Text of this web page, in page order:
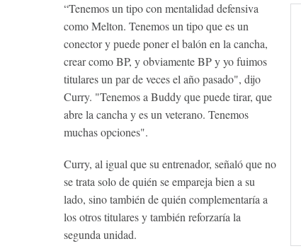
“Tenemos un tipo con mentalidad defensiva
como Melton. Tenemos un tipo que es un
conector y puede poner el balón en la cancha,
crear como BP, y obviamente BP y yo fuimos
titulares un par de veces el año pasado", dijo
Curry. "Tenemos a Buddy que puede tirar, que
abre la cancha y es un veterano. Tenemos
muchas opciones".
Curry, al igual que su entrenador, señaló que no
se trata solo de quién se empareja bien a su
lado, sino también de quién complementaría a
los otros titulares y también reforzaría la
segunda unidad.